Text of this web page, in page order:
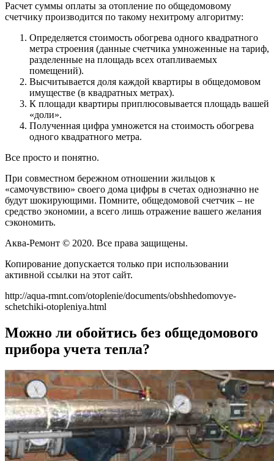
Расчет суммы оплаты за отопление по общедомовому
счетчику производится по такому нехитрому алгоритму:
Определяется стоимость обогрева одного квадратного
метра строения (данные счетчика умноженные на тариф,
разделенные на площадь всех отапливаемых
помещений).
Высчитывается доля каждой квартиры в общедомовом
имуществе (в квадратных метрах).
К площади квартиры приплюсовывается площадь вашей
«доли».
Полученная цифра умножется на стоимость обогрева
одного квадратного метра.
Все просто и понятно.
При совместном бережном отношении жильцов к
«самочувствию» своего дома цифры в счетах однозначно не
будут шокирующими. Помните, общедомовой счетчик – не
средство экономии, а всего лишь отражение вашего желания
сэкономить.
Аква-Ремонт © 2020. Все права защищены.
Копирование допускается только при использовании
активной ссылки на этот сайт.
http://aqua-rmnt.com/otoplenie/documents/obshhedomovye-
schetchiki-otopleniya.html
Можно ли обойтись без общедомового
прибора учета тепла?